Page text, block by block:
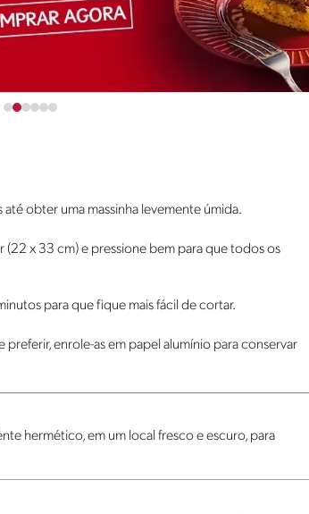
obter uma massinha levemente úmida.
(22 x 33 cm) e pressione bem para que todos os
para que fique mais fácil de cortar.
preferir, enrole-as em papel alumínio para conservar
hermético, em um local fresco e escuro, para